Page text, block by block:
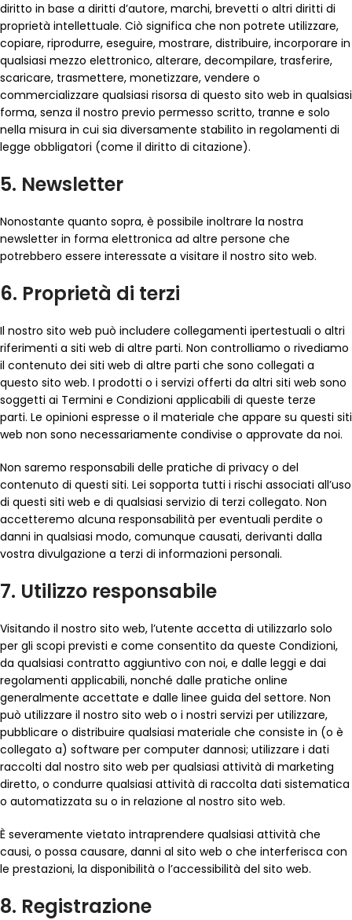
diritto in base a diritti d’autore, marchi, brevetti o altri diritti di
proprietà intellettuale. Ciò significa che non potrete utilizzare,
copiare, riprodurre, eseguire, mostrare, distribuire, incorporare in
qualsiasi mezzo elettronico, alterare, decompilare, trasferire,
scaricare, trasmettere, monetizzare, vendere o
commercializzare qualsiasi risorsa di questo sito web in qualsiasi
forma, senza il nostro previo permesso scritto, tranne e solo
nella misura in cui sia diversamente stabilito in regolamenti di
legge obbligatori (come il diritto di citazione).
5. Newsletter
Nonostante quanto sopra, è possibile inoltrare la nostra
newsletter in forma elettronica ad altre persone che
potrebbero essere interessate a visitare il nostro sito web.
6. Proprietà di terzi
Il nostro sito web può includere collegamenti ipertestuali o altri
riferimenti a siti web di altre parti. Non controlliamo o rivediamo
il contenuto dei siti web di altre parti che sono collegati a
questo sito web. I prodotti o i servizi offerti da altri siti web sono
soggetti ai Termini e Condizioni applicabili di queste terze
parti. Le opinioni espresse o il materiale che appare su questi siti
web non sono necessariamente condivise o approvate da noi.
Non saremo responsabili delle pratiche di privacy o del
contenuto di questi siti. Lei sopporta tutti i rischi associati all’uso
di questi siti web e di qualsiasi servizio di terzi collegato. Non
accetteremo alcuna responsabilità per eventuali perdite o
danni in qualsiasi modo, comunque causati, derivanti dalla
vostra divulgazione a terzi di informazioni personali.
7. Utilizzo responsabile
Visitando il nostro sito web, l’utente accetta di utilizzarlo solo
per gli scopi previsti e come consentito da queste Condizioni,
da qualsiasi contratto aggiuntivo con noi, e dalle leggi e dai
regolamenti applicabili, nonché dalle pratiche online
generalmente accettate e dalle linee guida del settore. Non
può utilizzare il nostro sito web o i nostri servizi per utilizzare,
pubblicare o distribuire qualsiasi materiale che consiste in (o è
collegato a) software per computer dannosi; utilizzare i dati
raccolti dal nostro sito web per qualsiasi attività di marketing
diretto, o condurre qualsiasi attività di raccolta dati sistematica
o automatizzata su o in relazione al nostro sito web.
È severamente vietato intraprendere qualsiasi attività che
causi, o possa causare, danni al sito web o che interferisca con
le prestazioni, la disponibilità o l’accessibilità del sito web.
8. Registrazione